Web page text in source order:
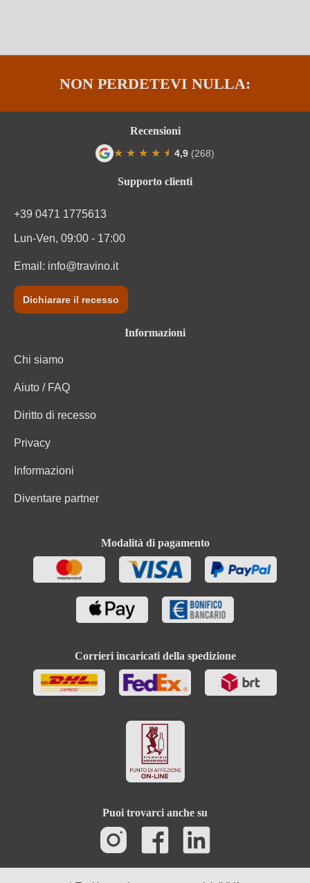
NON PERDETEVI NULLA:
Supporto clienti
+39 0471 1775613
Lun-Ven, 09:00 - 17:00
Email: info@travino.it
Dichiarare il recesso
Informazioni
Chi siamo
Aiuto / FAQ
Diritto di recesso
Privacy
Informazioni
Diventare partner
Modalità di pagamento
Corrieri incaricati della spedizione
Puoi trovarci anche su
Recensioni
★ ★ ★ ★ ★
★ 4,9 (268)